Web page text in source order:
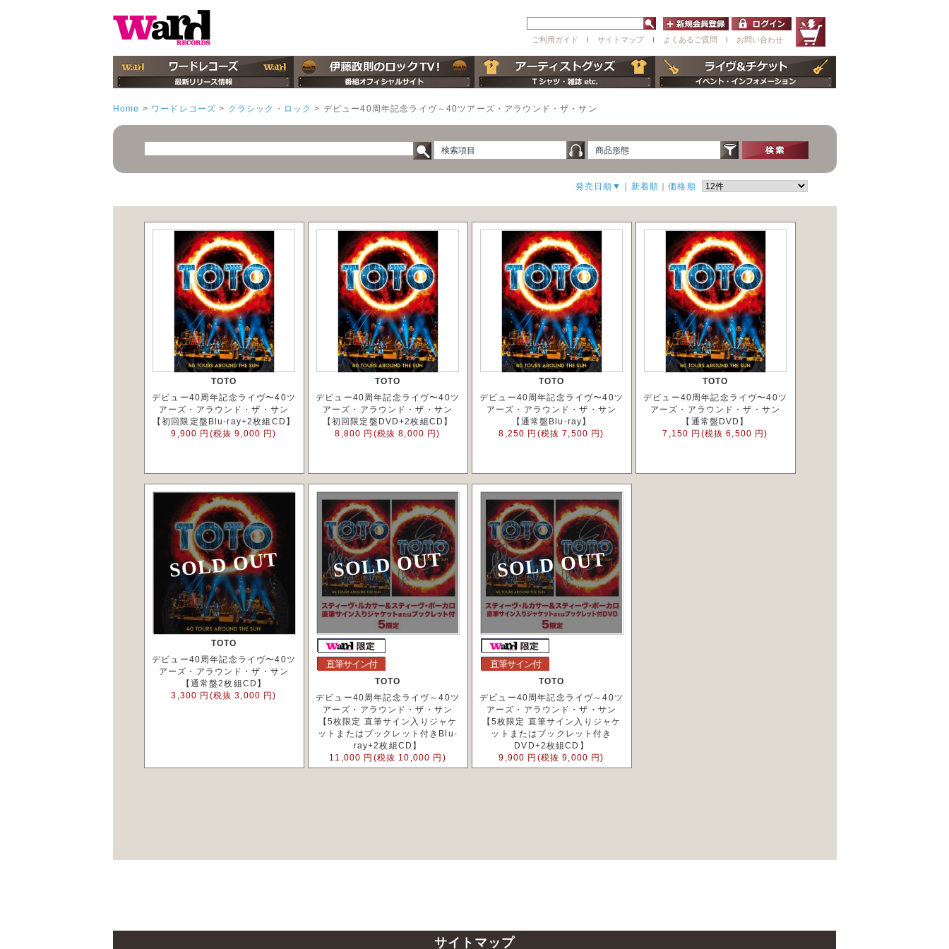
ご利用ガイド ｌ サイトマップ ｌ よくあるご質問 ｌ お問い合わせ
Home > ワードレコーズ > クラシック・ロック > デビュー40周年記念ライヴ～40ツアーズ・アラウンド・ザ・サン
検索項目 商品形態
発売日順▼ ｜ 新着順 ｜価格順
TOTO
デビュー40周年記念ライヴ〜40ツ
アーズ・アラウンド・ザ・サン
【初回限定盤Blu-ray+2枚組CD】
9,900 円(税抜 9,000 円)
TOTO
デビュー40周年記念ライヴ〜40ツ
アーズ・アラウンド・ザ・サン
【初回限定盤DVD+2枚組CD】
8,800 円(税抜 8,000 円)
TOTO
デビュー40周年記念ライヴ〜40ツ
アーズ・アラウンド・ザ・サン
【通常盤Blu-ray】
8,250 円(税抜 7,500 円)
TOTO
デビュー40周年記念ライヴ〜40ツ
アーズ・アラウンド・ザ・サン
【通常盤DVD】
7,150 円(税抜 6,500 円)
SOLD OUT
TOTO
デビュー40周年記念ライヴ〜40ツ
アーズ・アラウンド・ザ・サン
【通常盤2枚組CD】
3,300 円(税抜 3,000 円)
SOLD OUT
直筆サイン付
TOTO
デビュー40周年記念ライヴ～40ツ
アーズ・アラウンド・ザ・サン
【5枚限定 直筆サイン入りジャケ
ットまたはブックレット付きBlu-
ray+2枚組CD】
11,000 円(税抜 10,000 円)
SOLD OUT
直筆サイン付
TOTO
デビュー40周年記念ライヴ～40ツ
アーズ・アラウンド・ザ・サン
【5枚限定 直筆サイン入りジャケ
ットまたはブックレット付き
DVD+2枚組CD】
9,900 円(税抜 9,000 円)
サイトマップ